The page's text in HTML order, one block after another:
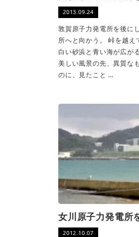
2013.09.24
敦賀原子力発電所を後に
所へと向かう。 峠を越え
白い砂浜と青い海が広が
美しい風景の先、異質な
のに、見たこと …
女川原子力発電所
2012.10.07